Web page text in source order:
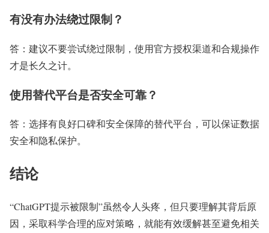
有没有办法绕过限制？
答：建议不要尝试绕过限制，使用官方授权渠道和合规操作
才是长久之计。
使用替代平台是否安全可靠？
答：选择有良好口碑和安全保障的替代平台，可以保证数据
安全和隐私保护。
结论
“ChatGPT提示被限制”虽然令人头疼，但只要理解其背后原
因，采取科学合理的应对策略，就能有效缓解甚至避免相关